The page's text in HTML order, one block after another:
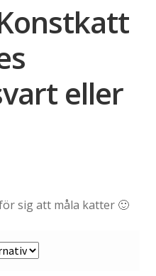
eller
sig att måla katter 🙂